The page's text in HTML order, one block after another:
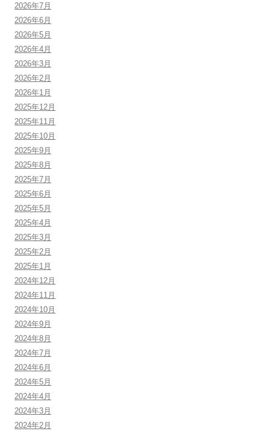
2026年7月
2026年6月
2026年5月
2026年4月
2026年3月
2026年2月
2026年1月
2025年12月
2025年11月
2025年10月
2025年9月
2025年8月
2025年7月
2025年6月
2025年5月
2025年4月
2025年3月
2025年2月
2025年1月
2024年12月
2024年11月
2024年10月
2024年9月
2024年8月
2024年7月
2024年6月
2024年5月
2024年4月
2024年3月
2024年2月